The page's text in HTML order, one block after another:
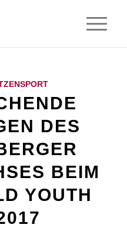
DES
BEIM
YOUTH